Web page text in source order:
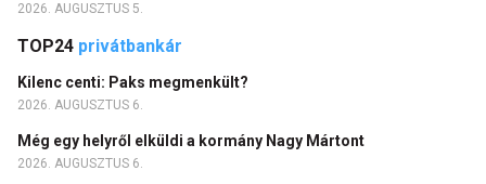
2026. AUGUSZTUS 5.
TOP24 privátbankár
Kilenc centi: Paks megmenkült?
2026. AUGUSZTUS 6.
Még egy helyről elküldi a kormány Nagy Mártont
2026. AUGUSZTUS 6.